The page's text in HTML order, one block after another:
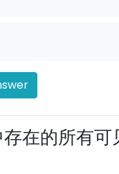
在的所有可